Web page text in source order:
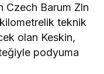
Czech Barum Zln
teknik
olan Keskin,
podyuma